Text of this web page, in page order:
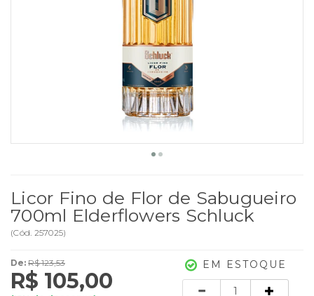
Licor Fino de Flor de Sabugueiro
700ml Elderflowers Schluck
(Cód. 257025)
De: R$ 123,53
R$ 105,00
EM ESTOQUE